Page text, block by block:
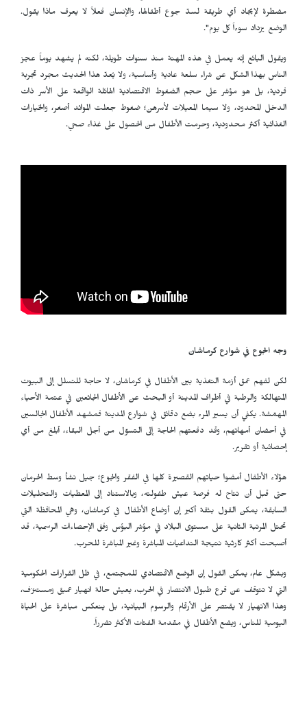
مضطرة لإيجاد أي طريقة لسدّ جوع أطفالها، والإنسان فعلاً لا يعرف ماذا يقول.
الوضع يزداد سوءاً كل يوم".
ويقول البائع إنه يعمل في هذه المهنة منذ سنوات طويلة، لكنه لم يشهد يوماً عجز
الناس بهذا الشكل عن شراء سلعة عادية وأساسية، ولا يُعدّ هذا الحديث مجرد تجربة
فردية، بل هو مؤشر على حجم الضغوط الاقتصادية الهائلة الواقعة على الأسر ذات
الدخل المحدود، ولا سيما المعيلات لأسرهن؛ ضغوط جعلت الموائد أصغر، والخيارات
الغذائية أكثر محدودية، وحرمت الأطفال من الحصول على غذاء صحي.
وجه الجوع في شوارع كرماشان
لكن لفهم عمق أزمة التغذية بين الأطفال في كرماشان، لا حاجة للتسلل إلى البيوت
المتهالكة والرطبة في أطراف المدينة أو البحث عن الأطفال الجائعين في عتمة الأحياء
المهمّشة. يكفي أن يسير المرء بضع دقائق في شوارع المدينة فمشهد الأطفال الجالسين
في أحضان أمهاتهم، وقد دفعتهم الحاجة إلى التسوّل من أجل البقاء، أبلغ من أي
إحصائية أو تقرير.
هؤلاء الأطفال أمضوا حياتهم القصيرة كلها في الفقر والجوع؛ جيل نشأ وسط الحرمان
حتى قبل أن تتاح له فرصة عيش طفولته، وبالاستناد إلى المعطيات والتحليلات
السابقة، يمكن القول بثقة أكبر إن أوضاع الأطفال في كرماشان، وهي المحافظة التي
تحتل المرتبة الثانية على مستوى البلاد في مؤشر البؤس وفق الإحصاءات الرسمية، قد
أصبحت أكثر كارثية نتيجة التداعيات المباشرة وغير المباشرة للحرب.
وبشكل عام، يمكن القول إن الوضع الاقتصادي للمجتمع، في ظل القرارات الحكومية
التي لا تتوقف عن قرع طبول الانتصار في الحرب، يعيش حالة انهيار عميق ومستنزف،
وهذا الانهيار لا يقتصر على الأرقام والرسوم البيانية، بل ينعكس مباشرة على الحياة
اليومية للناس، ويضع الأطفال في مقدمة الفئات الأكثر تضرراً.